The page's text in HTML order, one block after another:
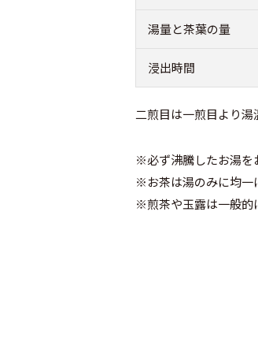
湯量と茶葉の量
浸出時間
二煎目は一煎目より湯
※必ず沸騰したお湯を
※お茶は湯のみに均一
※煎茶や玉露は一般的